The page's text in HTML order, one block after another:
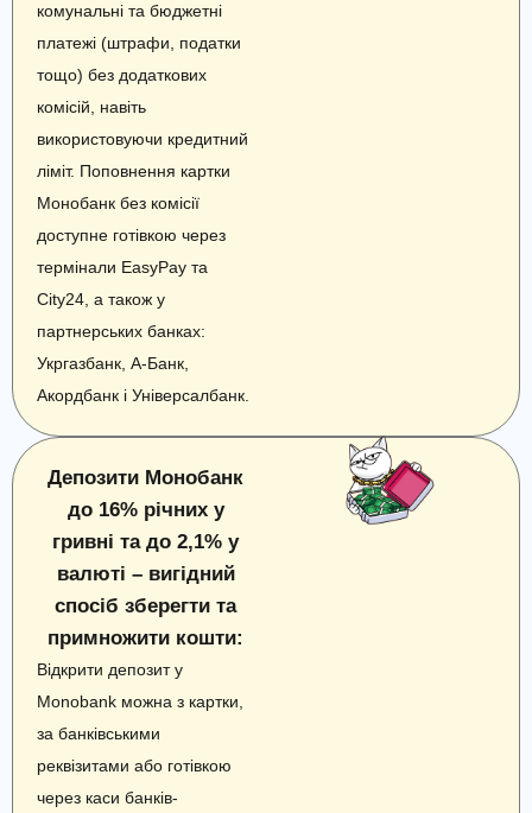
комунальні та бюджетні
платежі (штрафи, податки
тощо) без додаткових
комісій, навіть
використовуючи кредитний
ліміт. Поповнення картки
Монобанк без комісії
доступне готівкою через
термінали EasyPay та
City24, а також у
партнерських банках:
Укргазбанк, А-Банк,
Акордбанк і Універсалбанк.
Депозити Монобанк
до 16% річних у
гривні та до 2,1% у
валюті – вигідний
спосіб зберегти та
примножити кошти:
Відкрити депозит у
Monobank можна з картки,
за банківськими
реквізитами або готівкою
через каси банків-